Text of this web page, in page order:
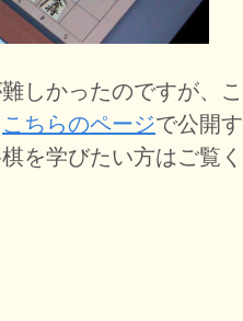
しかったのですが、こ
こちらのページで公開す
を学びたい方はご覧く